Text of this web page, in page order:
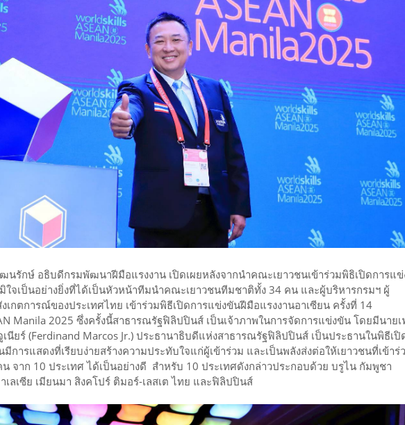
นรักษ์ อธิบดีกรมพัฒนาฝีมือแรงงาน เปิดเผยหลังจากนำคณะเยาวชนเข้าร่วมพิธิเปิดการแ
ใจเป็นอย่างยิ่งที่ได้เป็นหัวหน้าทีมนำคณะเยาวชนทีมชาติทั้ง 34 คน และผู้บริหารกรมฯ ผู้
เกตการณ์ของประเทศไทย เข้าร่วมพิธีเปิดการแข่งขันฝีมือแรงงานอาเซียน ครั้งที่ 14
Manila 2025 ซึ่งครั้งนี้สาธารณรัฐฟิลิปปินส์ เป็นเจ้าภาพในการจัดการแข่งขัน โดยมีนาย
นียร์ (Ferdinand Marcos Jr.) ประธานาธิบดีแห่งสาธารณรัฐฟิลิปปินส์ เป็นประธานในพิธีเปิ
การแสดงที่เรียบง่ายสร้างความประทับใจแก่ผู้เข้าร่วม และเป็นพลังส่งต่อให้เยาวชนที่เข้าร่
จาก 10 ประเทศ ได้เป็นอย่างดี สำหรับ 10 ประเทศดังกล่าวประกอบด้วย บรูไน กัมพูชา
เลเซีย เมียนมา สิงคโปร์ ติมอร์-เลสเต ไทย และฟิลิปปินส์